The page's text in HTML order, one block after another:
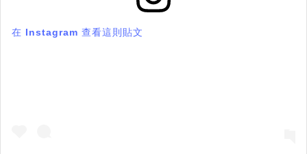
在 Instagram 查看這則貼文